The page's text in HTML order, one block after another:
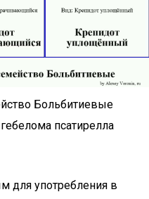
Больбитиевые
псатирелла
для употребления в